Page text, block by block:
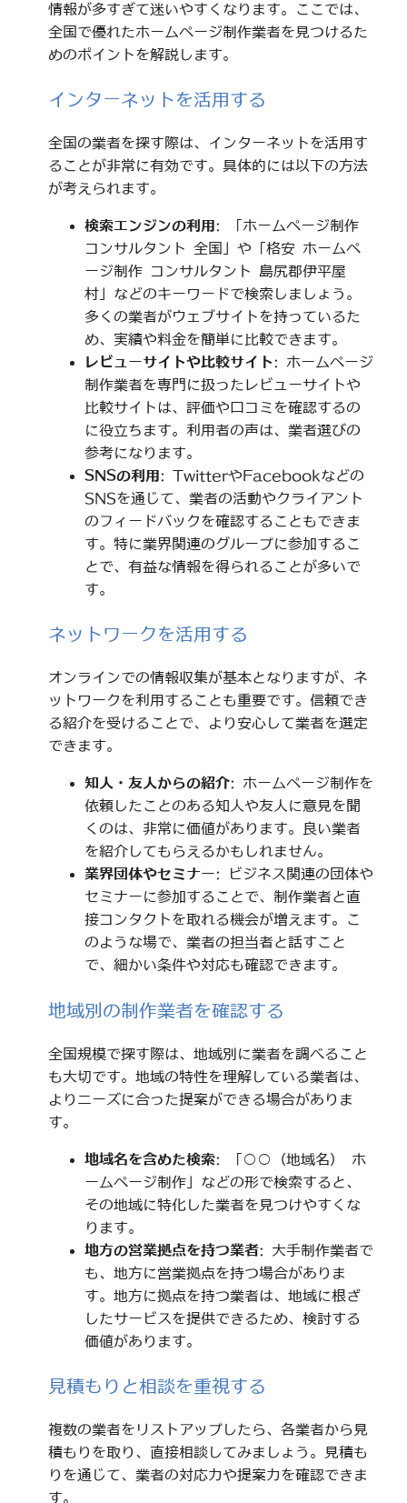
情報が多すぎて迷いやすくなります。ここでは、
全国で優れたホームページ制作業者を見つけるた
めのポイントを解説します。
インターネットを活用する
全国の業者を探す際は、インターネットを活用す
ることが非常に有効です。具体的には以下の方法
が考えられます。
検索エンジンの利用 : 「ホームページ制作
コンサルタント 全国」や「格安 ホームペ
ージ制作 コンサルタント 島尻郡伊平屋
村」などのキーワードで検索しましょう。
多くの業者がウェブサイトを持っているた
め、実績や料金を簡単に比較できます。
レビューサイトや比較サイト: ホームページ
制作業者を専門に扱ったレビューサイトや
比較サイトは、評価や口コミを確認するの
に役立ちます。利用者の声は、業者選びの
参考になります。
SNSの利用 : TwitterやFacebookなどの
SNSを通じて、業者の活動やクライアント
のフィードバックを確認することもできま
す。特に業界関連のグループに参加するこ
とで、有益な情報を得られることが多いで
す。
ネットワークを活用する
オンラインでの情報収集が基本となりますが、ネ
ットワークを利用することも重要です。信頼でき
る紹介を受けることで、より安心して業者を選定
できます。
知人・友人からの紹介: ホームページ制作を
依頼したことのある知人や友人に意見を聞
くのは、非常に価値があります。良い業者
を紹介してもらえるかもしれません。
業界団体やセミナー: ビジネス関連の団体や
セミナーに参加することで、制作業者と直
接コンタクトを取れる機会が増えます。こ
のような場で、業者の担当者と話すこと
で、細かい条件や対応も確認できます。
地域別の制作業者を確認する
全国規模で探す際は、地域別に業者を調べること
も大切です。地域の特性を理解している業者は、
よりニーズに合った提案ができる場合がありま
す。
地域名を含めた検索: 「○○（地域名） ホ
ームページ制作」などの形で検索すると、
その地域に特化した業者を見つけやすくな
ります。
地方の営業拠点を持つ業者: 大手制作業者で
も、地方に営業拠点を持つ場合がありま
す。地方に拠点を持つ業者は、地域に根ざ
したサービスを提供できるため、検討する
価値があります。
見積もりと相談を重視する
複数の業者をリストアップしたら、各業者から見
積もりを取り、直接相談してみましょう。見積も
りを通じて、業者の対応力や提案力を確認できま
す。